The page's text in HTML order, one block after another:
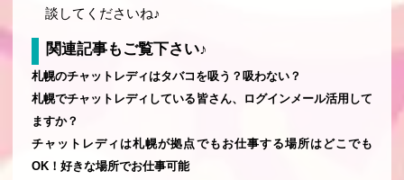
談してくださいね♪
関連記事もご覧下さい♪
札幌のチャットレディはタバコを吸う？吸わない？
札幌でチャットレディしている皆さん、ログインメール活用して
ますか？
チャットレディは札幌が拠点でもお仕事する場所はどこでも
OK！好きな場所でお仕事可能